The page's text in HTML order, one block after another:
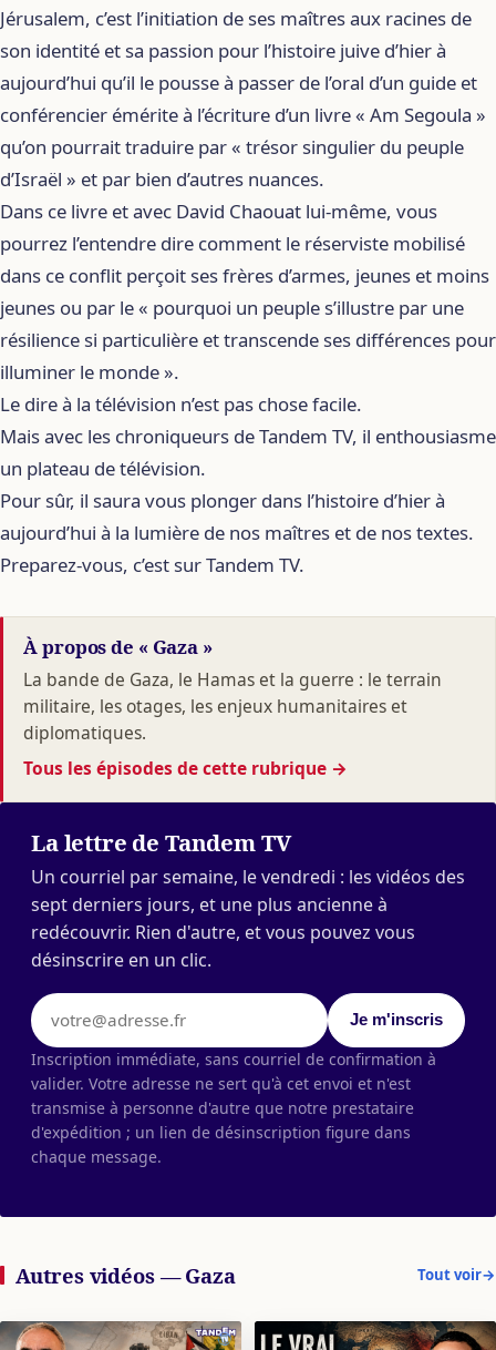
Jérusalem, c’est l’initiation de ses maîtres aux racines de
son identité et sa passion pour l’histoire juive d’hier à
aujourd’hui qu’il le pousse à passer de l’oral d’un guide et
conférencier émérite à l’écriture d’un livre « Am Segoula »
qu’on pourrait traduire par « trésor singulier du peuple
d’Israël » et par bien d’autres nuances.
Dans ce livre et avec David Chaouat lui-même, vous
pourrez l’entendre dire comment le réserviste mobilisé
dans ce conflit perçoit ses frères d’armes, jeunes et moins
jeunes ou par le « pourquoi un peuple s’illustre par une
résilience si particulière et transcende ses différences pour
illuminer le monde ».
Le dire à la télévision n’est pas chose facile.
Mais avec les chroniqueurs de Tandem TV, il enthousiasme
un plateau de télévision.
Pour sûr, il saura vous plonger dans l’histoire d’hier à
aujourd’hui à la lumière de nos maîtres et de nos textes.
Preparez-vous, c’est sur Tandem TV.
À propos de « Gaza »
La bande de Gaza, le Hamas et la guerre : le terrain
militaire, les otages, les enjeux humanitaires et
diplomatiques.
Tous les épisodes de cette rubrique →
La lettre de Tandem TV
Un courriel par semaine, le vendredi : les vidéos des
sept derniers jours, et une plus ancienne à
redécouvrir. Rien d'autre, et vous pouvez vous
désinscrire en un clic.
Votre adresse e-mail
Je m'inscris
Inscription immédiate, sans courriel de confirmation à
valider. Votre adresse ne sert qu'à cet envoi et n'est
transmise à personne d'autre que notre prestataire
d'expédition ; un lien de désinscription figure dans
chaque message.
Autres vidéos — Gaza Tout voir→